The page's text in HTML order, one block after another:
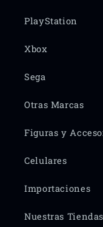
PlayStation
Xbox
Sega
Otras Marcas
Figuras y
Celulares
Importaciones
Nuestras Tiendas